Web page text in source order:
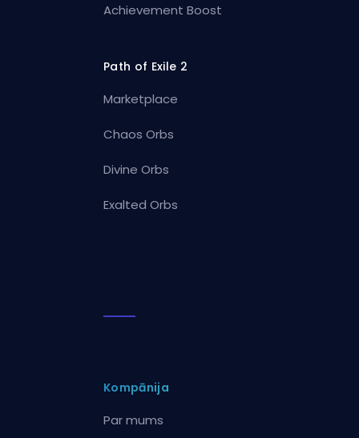
Achievement Boost
Path of Exile 2
Marketplace
Chaos Orbs
Divine Orbs
Exalted Orbs
Kompānija
Par mums